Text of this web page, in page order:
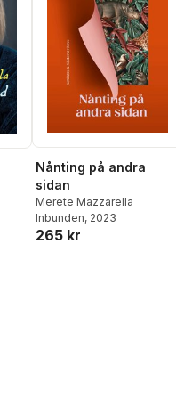
antal röster:
Nånting på andra
sidan
Merete Mazzarella
Inbunden, 2023
265 kr